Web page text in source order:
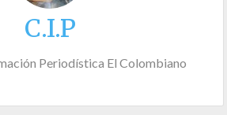
C.I.P
Periodística El Colombiano